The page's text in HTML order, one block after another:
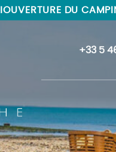
OUVERTURE DU
+33 5